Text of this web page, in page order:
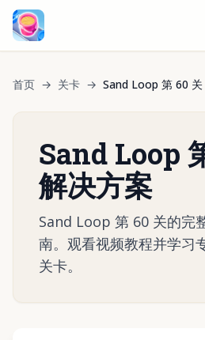
首页 → 关卡 → Sand Loop 第 60 关
Sand Loop
解决方案
Sand Loop 第 60 关的完
南。观看视频教程并学习
关卡。